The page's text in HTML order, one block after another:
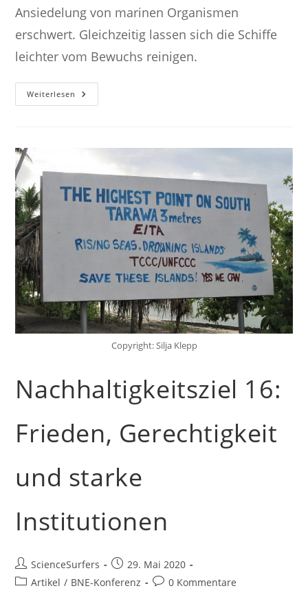
Ansiedelung von marinen Organismen
erschwert. Gleichzeitig lassen sich die Schiffe
leichter vom Bewuchs reinigen.
Weiterlesen Nachhaltigkeitsziel
17:
Ziele
Copyright: Silja Klepp
Nachhaltigkeitsziel 16:
Frieden, Gerechtigkeit
und starke
Institutionen
Beitrags-
Autor:
ScienceSurfers
Beitrag
veröffentlicht:
29. Mai 2020
Beitrags-
Artikel / BNE-Konferenz
Beitrags-
0 Kommentare